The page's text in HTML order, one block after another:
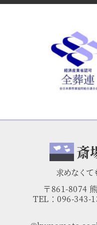
斎
求めなくて
〒861-8074
TEL：096-343-